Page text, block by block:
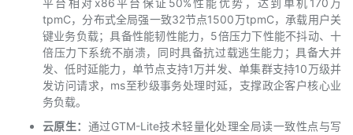
平台相对x86平台保证50%性能优势，达到单机170万
tpmC，分布式全局强一致32节点1500万tpmC，承载用户关
键业务负载；具备性能韧性能力，5倍压力下性能不抖动、十
倍压力下系统不崩溃，同时具备抗过载逃生能力；具备大并
发、低时延能力，单节点支持1万并发、单集群支持10万级并
发访问请求，ms至秒级事务处理时延，支撑政企客户核心业
务负载。
云原生： 通过GTM-Lite技术轻量化处理全局读一致性点与写